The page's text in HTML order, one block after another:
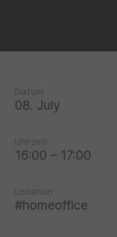
Datum
08. July
Uhrzeit
16:00 – 17:00
Location
#homeoffice